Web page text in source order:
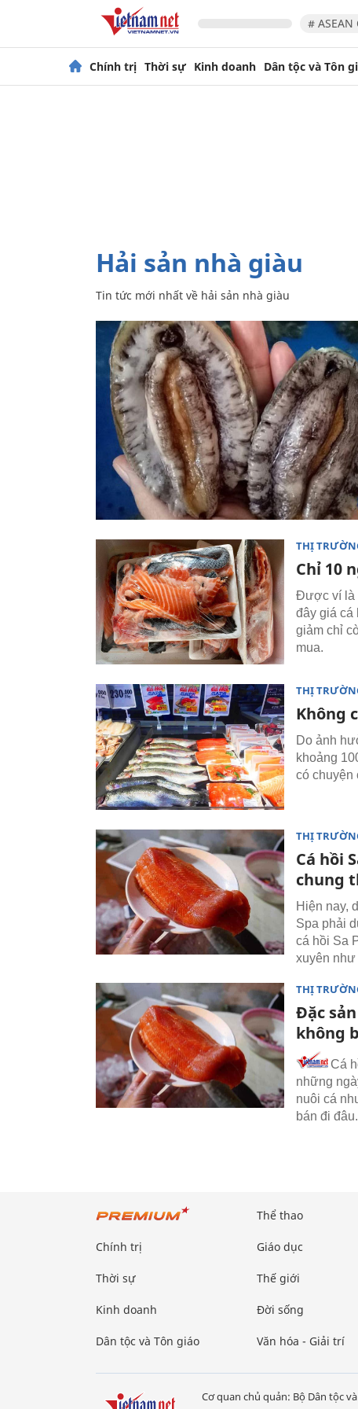
# ASEAN
Chính trị Thời sự Kinh doanh Dân tộc và Tôn
hải sản nhà giàu
Tin tức mới nhất về hải sản nhà giàu
THỊ
Chỉ 10
Được ví là
đây giá cá
giảm chỉ
mua.
THỊ
Không
Do ảnh
khoảng
có chuyện
THỊ
Cá hồi
chung
Hiện nay,
Spa phải
cá hồi Sa
xuyên
THỊ
Đặc
không
Cá
những
nuôi cá
bán đi đâu.
Chính trị
Thời sự
Kinh doanh
Dân tộc và Tôn giáo
Thể thao
Giáo dục
Thế giới
Đời sống
Văn hóa - Giải trí
Cơ quan chủ quản: Bộ Dân tộc